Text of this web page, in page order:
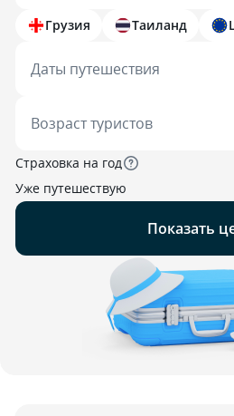
Грузия Таиланд
Даты путешествия
Возраст туристов
Страховка на год
Уже путешествую
Показать